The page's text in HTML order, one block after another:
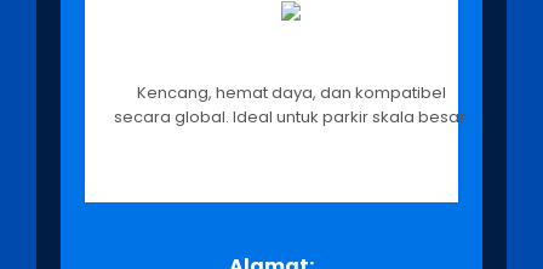
Kencang, hemat daya, dan kompatibel
secara global. Ideal untuk parkir skala besar.